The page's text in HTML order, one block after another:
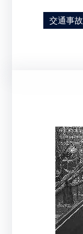
交通事